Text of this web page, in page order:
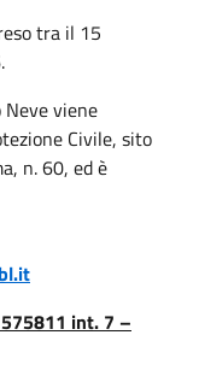
tra il 15
viene
Civile, sito
n. 60, ed è
int. 7 –